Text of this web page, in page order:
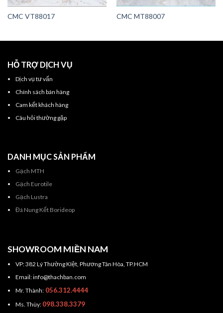
CMC VT88017 CMC MT88007
HỖ TRỢ DỊCH VỤ
Dịch vụ tư vấn
Chính sách bán hàng
Cam kết khách hàng
Câu hỏi thường gặp
DANH MỤC SẢN PHẨM
Gạch MTH
Gạch Eurotile
Gạch Lustra
Đá Nung Kết Borideop
SHOWROOM MIỀN NAM
VP: 382 Lý Thường KIệt, Phương Tân Hòa, TP.HCM
Email: info@thachban.com
Mr. Thành:056.312.4444
Ms. Thùy: 098.338.3379